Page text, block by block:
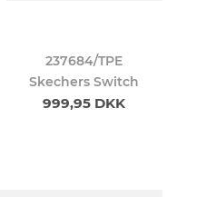
237684/TPE
Skechers Switch
999,95 DKK